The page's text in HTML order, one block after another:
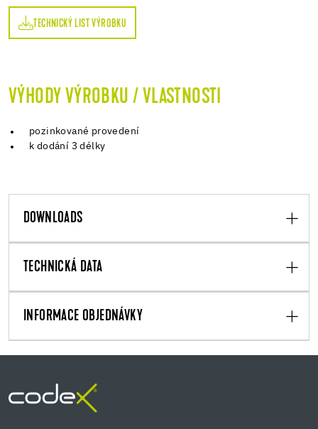
TECHNICKÝ LIST VÝROBKU
VÝHODY VÝROBKU / VLASTNOSTI
pozinkované provedení
k dodání 3 délky
DOWNLOADS
TECHNICKÁ DATA
INFORMACE OBJEDNÁVKY